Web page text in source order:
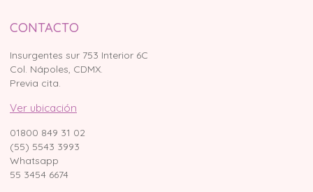
CONTACTO
Insurgentes sur 753 Interior 6C
Col. Nápoles, CDMX.
Previa cita.
Ver ubicación
01800 849 31 02
(55) 5543 3993
Whatsapp
55 3454 6674